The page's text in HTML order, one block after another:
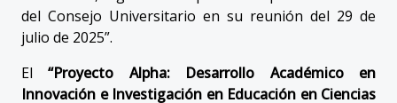
del Consejo Universitario en su reunión del 29 de
julio de 2025”.
El“Proyecto Alpha: Desarrollo Académico en
Innovación e Investigación en Educación en Ciencias